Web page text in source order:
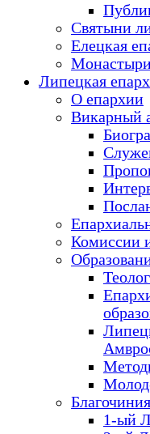
Святыни
Елецкая
Липецкая
О епархии
Викарный
Комиссии
Благочиния
1-ый